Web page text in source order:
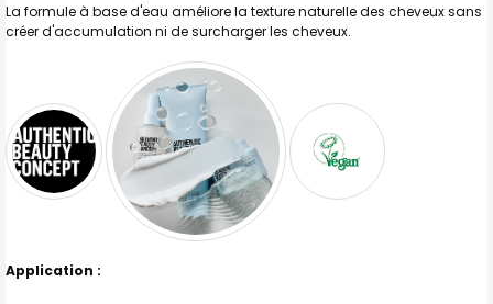
La formule à base d'eau améliore la texture naturelle des cheveux sans
créer d'accumulation ni de surcharger les cheveux.
Application :